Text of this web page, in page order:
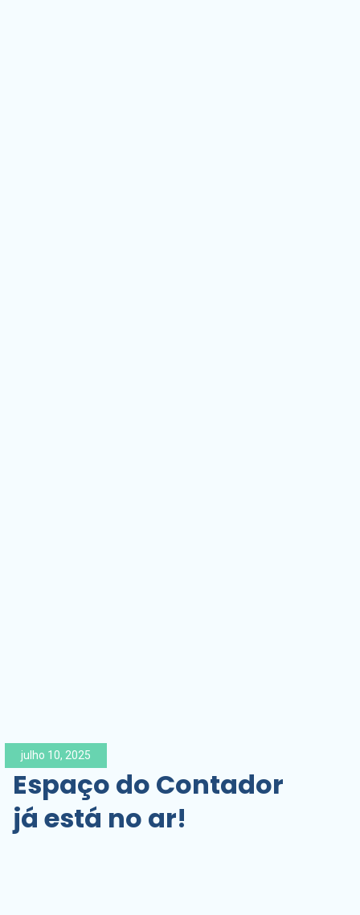
julho 10, 2025
Espaço do Contador
já está no ar!